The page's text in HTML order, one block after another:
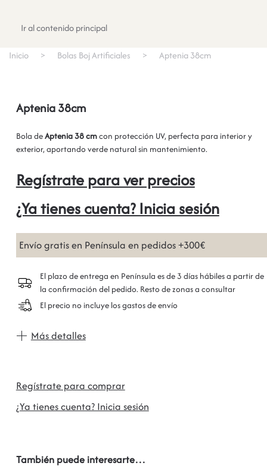
Ir al contenido principal
Inicio Bolas Boj Artificiales Aptenia 38cm
Aptenia 38cm
Bola deAptenia 38 cmcon protección UV, perfecta para interior y
exterior, aportando verde natural sin mantenimiento.
Regístrate para ver precios
¿Ya tienes cuenta? Inicia sesión
Envío gratis en Península en pedidos +300€
El plazo de entrega en Península es de 3 días hábiles a partir de
la confirmación del pedido. Resto de zonas a consultar
El precio no incluye los gastos de envío
Más detalles
Regístrate para comprar
¿Ya tienes cuenta? Inicia sesión
También puede interesarte…